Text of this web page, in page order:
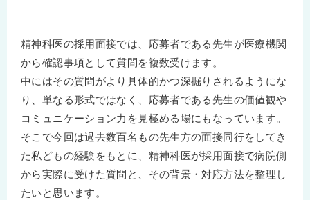
精神科医の採用面接では、応募者である先生が医療機関
から確認事項として質問を複数受けます。
中にはその質問がより具体的かつ深掘りされるようにな
り、単なる形式ではなく、応募者である先生の価値観や
コミュニケーション力を見極める場にもなっています。
そこで今回は過去数百名もの先生方の面接同行をしてき
た私どもの経験をもとに、精神科医が採用面接で病院側
から実際に受けた質問と、その背景・対応方法を整理し
たいと思います。